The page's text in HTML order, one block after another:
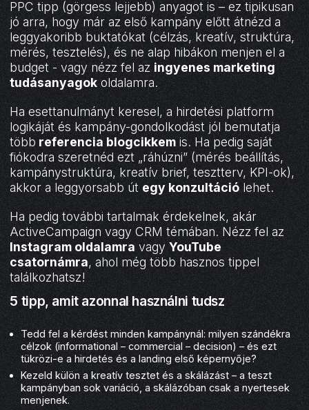
PPC tipp (görgess lejjebb) anyagot is – ez tipikusan
jó arra, hogy már az első kampány előtt átnézd a
leggyakoribb buktatókat (célzás, kreatív, struktúra,
mérés, tesztelés), és ne alap hibákon menjen el a
budget - vagy nézz fel az ingyenes marketing
tudásanyagok oldalamra.
Ha esettanulmányt keresel, a hirdetési platform
logikáját és kampány-gondolkodást jól bemutatja
több referencia blogcikkem is. Ha pedig saját
fiókodra szeretnéd ezt „ráhúzni” (mérés beállítás,
kampánystruktúra, kreatív brief, tesztterv, KPI-ok),
akkor a leggyorsabb út egy konzultáció lehet.
Ha pedig további tartalmak érdekelnek, akár
ActiveCampaign vagy CRM témában. Nézz fel az
Instagram oldalamra vagyYouTube
csatornámra, ahol még több hasznos tippel
találkozhatsz!
5 tipp, amit azonnal használni tudsz
Tedd fel a kérdést minden kampánynál: milyen szándékra
célzok (informational – commercial – decision) – és ezt
tükrözi-e a hirdetés és a landing első képernyője?
Kezeld külön a kreatív tesztet és a skálázást – a teszt
kampányban sok variáció, a skálázóban csak a nyertesek
menjenek.